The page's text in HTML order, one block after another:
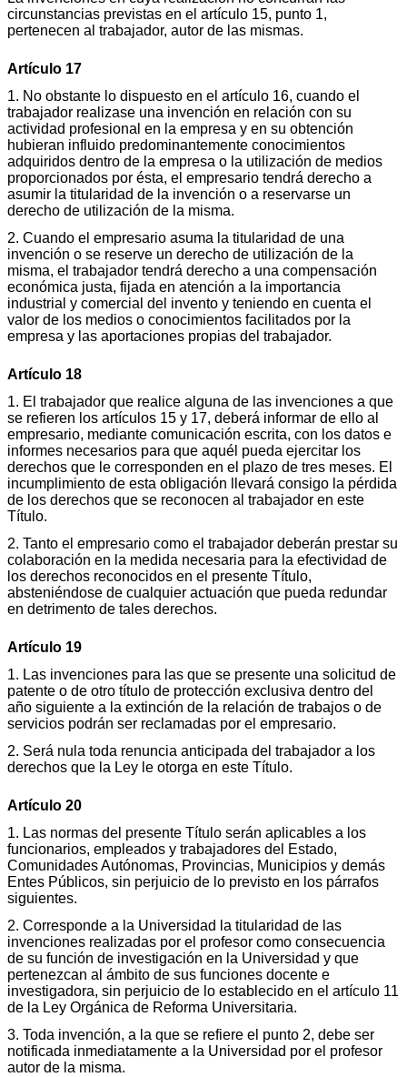
circunstancias previstas en el artículo 15, punto 1,
pertenecen al trabajador, autor de las mismas.
Artículo 17
1. No obstante lo dispuesto en el artículo 16, cuando el
trabajador realizase una invención en relación con su
actividad profesional en la empresa y en su obtención
hubieran influido predominantemente conocimientos
adquiridos dentro de la empresa o la utilización de medios
proporcionados por ésta, el empresario tendrá derecho a
asumir la titularidad de la invención o a reservarse un
derecho de utilización de la misma.
2. Cuando el empresario asuma la titularidad de una
invención o se reserve un derecho de utilización de la
misma, el trabajador tendrá derecho a una compensación
económica justa, fijada en atención a la importancia
industrial y comercial del invento y teniendo en cuenta el
valor de los medios o conocimientos facilitados por la
empresa y las aportaciones propias del trabajador.
Artículo 18
1. El trabajador que realice alguna de las invenciones a que
se refieren los artículos 15 y 17, deberá informar de ello al
empresario, mediante comunicación escrita, con los datos e
informes necesarios para que aquél pueda ejercitar los
derechos que le corresponden en el plazo de tres meses. El
incumplimiento de esta obligación llevará consigo la pérdida
de los derechos que se reconocen al trabajador en este
Título.
2. Tanto el empresario como el trabajador deberán prestar su
colaboración en la medida necesaria para la efectividad de
los derechos reconocidos en el presente Título,
absteniéndose de cualquier actuación que pueda redundar
en detrimento de tales derechos.
Artículo 19
1. Las invenciones para las que se presente una solicitud de
patente o de otro título de protección exclusiva dentro del
año siguiente a la extinción de la relación de trabajos o de
servicios podrán ser reclamadas por el empresario.
2. Será nula toda renuncia anticipada del trabajador a los
derechos que la Ley le otorga en este Título.
Artículo 20
1. Las normas del presente Título serán aplicables a los
funcionarios, empleados y trabajadores del Estado,
Comunidades Autónomas, Provincias, Municipios y demás
Entes Públicos, sin perjuicio de lo previsto en los párrafos
siguientes.
2. Corresponde a la Universidad la titularidad de las
invenciones realizadas por el profesor como consecuencia
de su función de investigación en la Universidad y que
pertenezcan al ámbito de sus funciones docente e
investigadora, sin perjuicio de lo establecido en el artículo 11
de la Ley Orgánica de Reforma Universitaria.
3. Toda invención, a la que se refiere el punto 2, debe ser
notificada inmediatamente a la Universidad por el profesor
autor de la misma.